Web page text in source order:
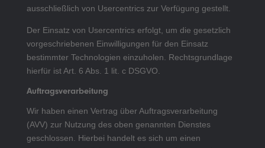
ausschließlich von Usercentrics zur Verfügung gestellt.
Der Einsatz von Usercentrics erfolgt, um die gesetzlich
vorgeschriebenen Einwilligungen für den Einsatz
bestimmter Technologien einzuholen. Rechtsgrundlage
hierfür ist Art. 6 Abs. 1 lit. c DSGVO.
Auftragsverarbeitung
Wir haben einen Vertrag über Auftragsverarbeitung
(AVV) zur Nutzung des oben genannten Dienstes
geschlossen. Hierbei handelt es sich um einen